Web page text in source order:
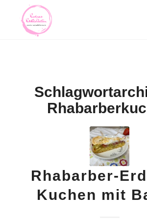
Rhabarber-
Kuchen mit